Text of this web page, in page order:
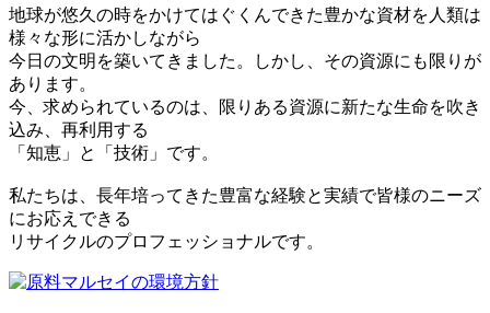
地球が悠久の時をかけてはぐくんできた豊かな資材を人類は
様々な形に活かしながら
今日の文明を築いてきました。しかし、その資源にも限りが
あります。
今、求められているのは、限りある資源に新たな生命を吹き
込み、再利用する
「知恵」と「技術」です。
私たちは、長年培ってきた豊富な経験と実績で皆様のニーズ
にお応えできる
リサイクルのプロフェッショナルです。
マルセイの環境方針